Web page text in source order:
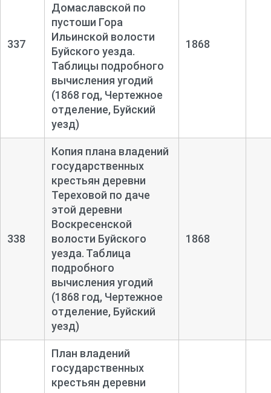
337
Домаславской по
пустоши Гора
Ильинской волости
Буйского уезда.
Таблицы подробного
вычисления угодий
(1868 год, Чертежное
отделение, Буйский
уезд)
1868
338
Копия плана владений
государственных
крестьян деревни
Тереховой по даче
этой деревни
Воскресенской
волости Буйского
уезда. Таблица
подробного
вычисления угодий
(1868 год, Чертежное
отделение, Буйский
уезд)
1868
План владений
государственных
крестьян деревни